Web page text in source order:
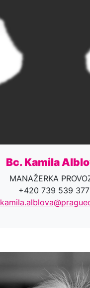
Bc. Kamila
MANAŽERKA
+420 739 539 377